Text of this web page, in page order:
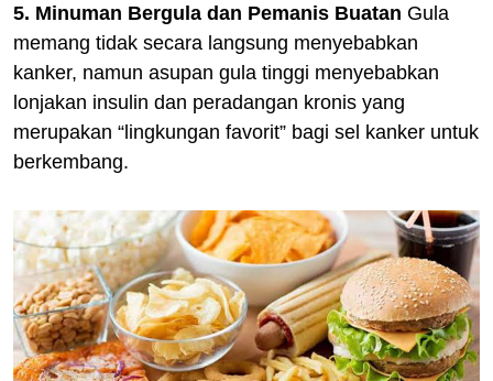
5. Minuman Bergula dan Pemanis Buatan Gula
memang tidak secara langsung menyebabkan
kanker, namun asupan gula tinggi menyebabkan
lonjakan insulin dan peradangan kronis yang
merupakan “lingkungan favorit” bagi sel kanker untuk
berkembang.